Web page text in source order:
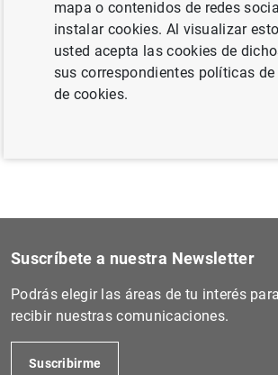
Anterior
Emisión de
Suscríbete a nuestra Newsletter
Podrás elegir las áreas de tu interés
recibir nuestras comunicaciones.
Suscribirme
mapa o contenidos de redes
instalar cookies. Al visualizar
usted acepta las cookies de
sus correspondientes políticas
de cookies.